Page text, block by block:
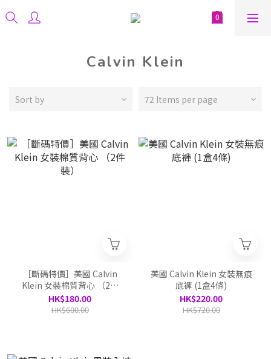
Calvin Klein
Sort by 72 Items per page
［斷碼特價］美國 Calvin
Klein 女裝棉質背心 （2件
裝）
HK$180.00
HK$600.00
美國 Calvin Klein 女裝無痕
底褲 (1盒4條)
HK$220.00
HK$720.00